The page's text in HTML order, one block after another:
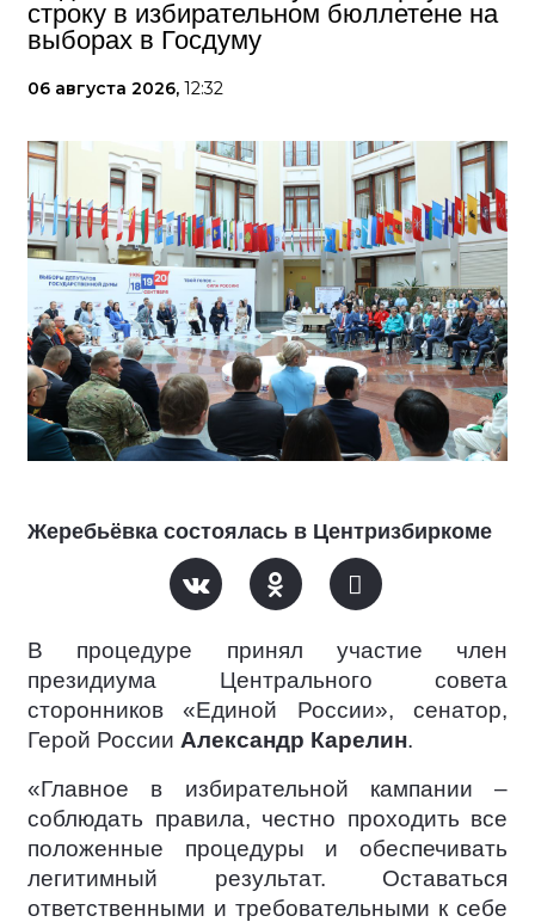
строку в избирательном бюллетене на
выборах в Госдуму
06 августа 2026, 12:32
Жеребьёвка состоялась в Центризбиркоме
В процедуре принял участие член
президиума Центрального совета
сторонников «Единой России», сенатор,
Герой России Александр Карелин.
«Главное в избирательной кампании –
соблюдать правила, честно проходить все
положенные процедуры и обеспечивать
легитимный результат. Оставаться
ответственными и требовательными к себе